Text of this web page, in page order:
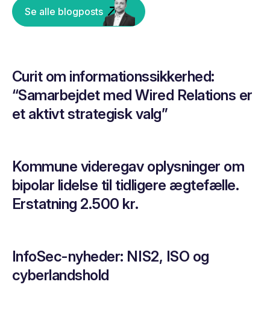
Se alle blogposts
Curit om informationssikkerhed:
“Samarbejdet med Wired Relations er
et aktivt strategisk valg”
Kommune videregav oplysninger om
bipolar lidelse til tidligere ægtefælle.
Erstatning 2.500 kr.
InfoSec-nyheder: NIS2, ISO og
cyberlandshold